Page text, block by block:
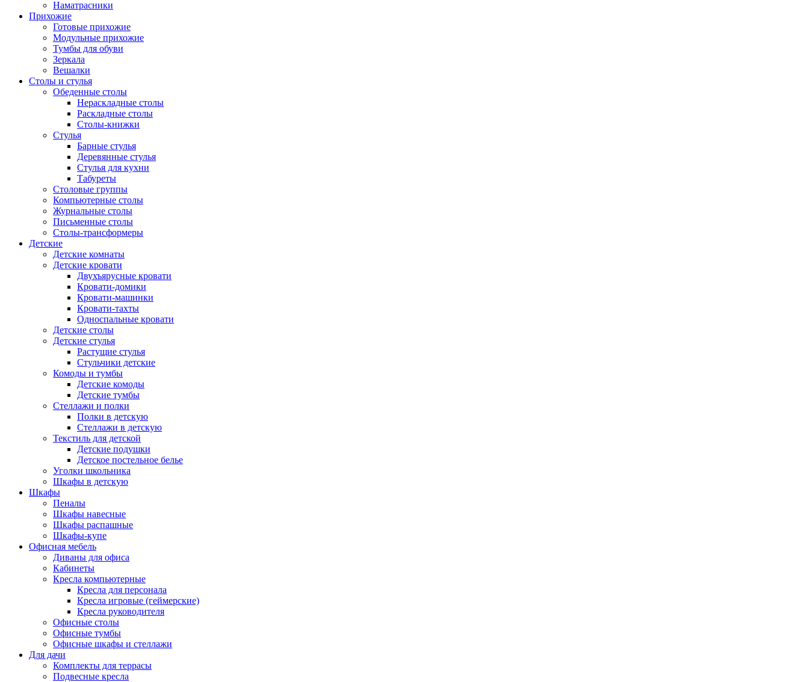
Наматрасники
Прихожие
Готовые прихожие
Модульные прихожие
Тумбы для обуви
Зеркала
Вешалки
Столы и стулья
Обеденные столы
Нераскладные столы
Раскладные столы
Столы-книжки
Стулья
Барные стулья
Деревянные стулья
Стулья для кухни
Табуреты
Столовые группы
Компьютерные столы
Журнальные столы
Письменные столы
Столы-трансформеры
Детские
Детские комнаты
Детские кровати
Двухъярусные кровати
Кровати-домики
Кровати-машинки
Кровати-тахты
Односпальные кровати
Детские столы
Детские стулья
Растущие стулья
Стульчики детские
Комоды и тумбы
Детские комоды
Детские тумбы
Стеллажи и полки
Полки в детскую
Стеллажи в детскую
Текстиль для детской
Детские подушки
Детское постельное белье
Уголки школьника
Шкафы в детскую
Шкафы
Пеналы
Шкафы навесные
Шкафы распашные
Шкафы-купе
Офисная мебель
Диваны для офиса
Кабинеты
Кресла компьютерные
Кресла для персонала
Кресла игровые (геймерские)
Кресла руководителя
Офисные столы
Офисные тумбы
Офисные шкафы и стеллажи
Для дачи
Комплекты для террасы
Подвесные кресла